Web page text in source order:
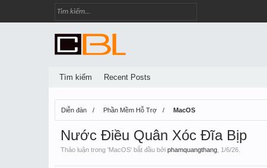
Diễn đàn Phần Mềm Hỗ Trợ MacOS
Nước Điều Quân Xóc Đĩa Bịp
Thảo luận trong 'MacOS' bắt đầu bởi phamquangthang 1/6/26
Tìm kiếm Recent Posts